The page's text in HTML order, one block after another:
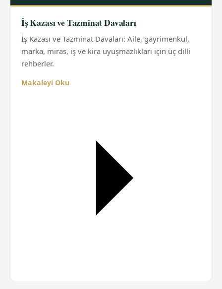
İş Kazası ve Tazminat Davaları
İş Kazası ve Tazminat Davaları: Aile, gayrimenkul,
marka, miras, iş ve kira uyuşmazlıkları için üç dilli
rehberler.
Makaleyi Oku